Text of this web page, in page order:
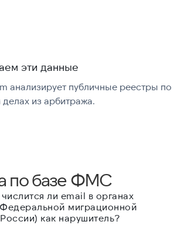
эти данные
анализирует публичные реестры по
делах из арбитража.
по базе ФМС
числится ли email в органах
миграционной
как нарушитель?